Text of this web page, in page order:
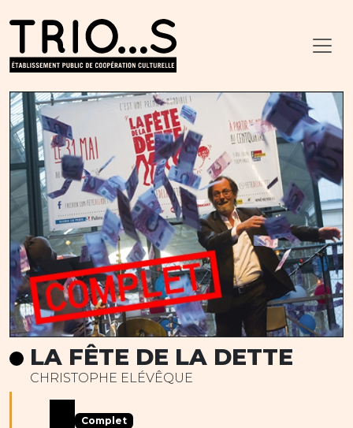
LA FÊTE DE LA DETTE
CHRISTOPHE ELÉVÊQUE
Complet